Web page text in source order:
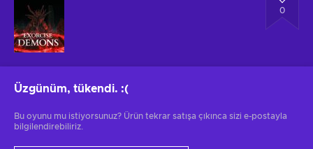
0
Üzgünüm, tükendi. :(
Bu oyunu mu istiyorsunuz? Ürün tekrar satışa çıkınca sizi e-postayla
bilgilendirebiliriz.